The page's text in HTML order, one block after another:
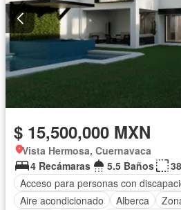
$ 15,500,000 MXN
Vista Hermosa, Cuernavaca
4 Recámaras
5.5 Baños
Acceso para personas con
Aire acondicionado
Alberca